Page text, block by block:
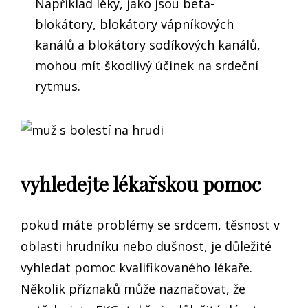
Například léky, jako jsou beta-
blokátory, blokátory vápníkových
kanálů a blokátory sodíkových kanálů,
mohou mít škodlivý účinek na srdeční
rytmus.
vyhledejte lékařskou pomoc
pokud máte problémy se srdcem, těsnost v
oblasti hrudníku nebo dušnost, je důležité
vyhledat pomoc kvalifikovaného lékaře.
Několik příznaků může naznačovat, že